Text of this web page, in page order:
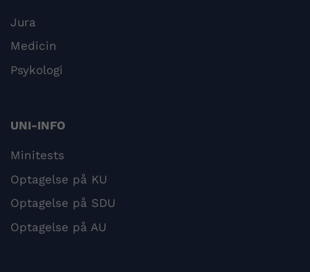
Jura
Medicin
Psykologi
UNI-INFO
Minitests
Optagelse på KU
Optagelse på SDU
Optagelse på AU